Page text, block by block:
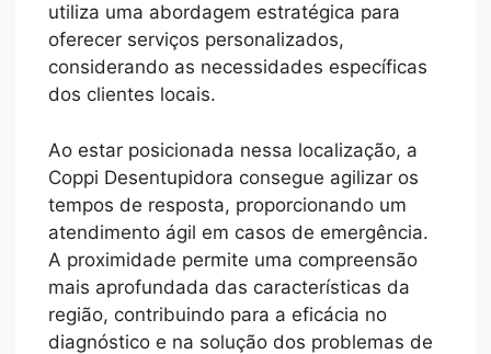
utiliza uma abordagem estratégica para
oferecer serviços personalizados,
considerando as necessidades específicas
dos clientes locais.
Ao estar posicionada nessa localização, a
Coppi Desentupidora consegue agilizar os
tempos de resposta, proporcionando um
atendimento ágil em casos de emergência.
A proximidade permite uma compreensão
mais aprofundada das características da
região, contribuindo para a eficácia no
diagnóstico e na solução dos problemas de